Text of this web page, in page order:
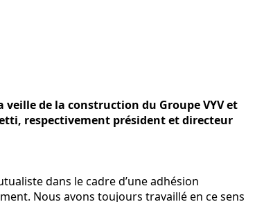
de la construction du Groupe VYV et
respectivement président et directeur
dans le cadre d’une adhésion
Nous avons toujours travaillé en ce sens